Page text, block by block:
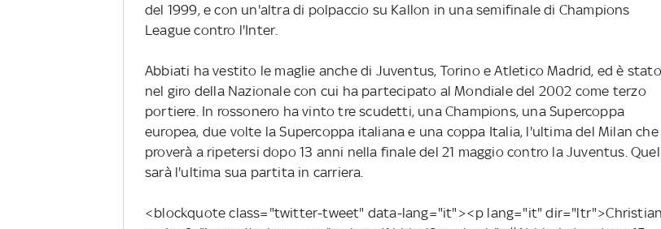
del 1999, e con un'altra di polpaccio su Kallon in una semifinale di Champions
League contro l'Inter.
Abbiati ha vestito le maglie anche di Juventus, Torino e Atletico Madrid, ed è stato
nel giro della Nazionale con cui ha partecipato al Mondiale del 2002 come terzo
portiere. In rossonero ha vinto tre scudetti, una Champions, una Supercoppa
europea, due volte la Supercoppa italiana e una coppa Italia, l'ultima del Milan che
proverà a ripetersi dopo 13 anni nella finale del 21 maggio contro la Juventus.
sarà l'ultima sua partita in carriera.
<blockquote class="twitter-tweet" data-lang="it"><p lang="it" dir="ltr">Christian